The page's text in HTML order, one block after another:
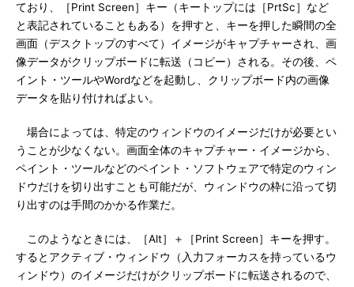
ており、［Print Screen］キー（キートップには［PrtSc］など
と表記されていることもある）を押すと、キーを押した瞬間の全
画面（デスクトップのすべて）イメージがキャプチャーされ、画
像データがクリップボードに転送（コピー）される。その後、ペ
イント・ツールやWordなどを起動し、クリップボード内の画像
データを貼り付ければよい。
場合によっては、特定のウィンドウのイメージだけが必要とい
うことが少なくない。画面全体のキャプチャー・イメージから、
ペイント・ツールなどのペイント・ソフトウェアで特定のウィン
ドウだけを切り出すことも可能だが、ウィンドウの枠に沿って切
り出すのは手間のかかる作業だ。
このようなときには、［Alt］＋［Print Screen］キーを押す。
するとアクティブ・ウィンドウ（入力フォーカスを持っているウ
ィンドウ）のイメージだけがクリップボードに転送されるので、